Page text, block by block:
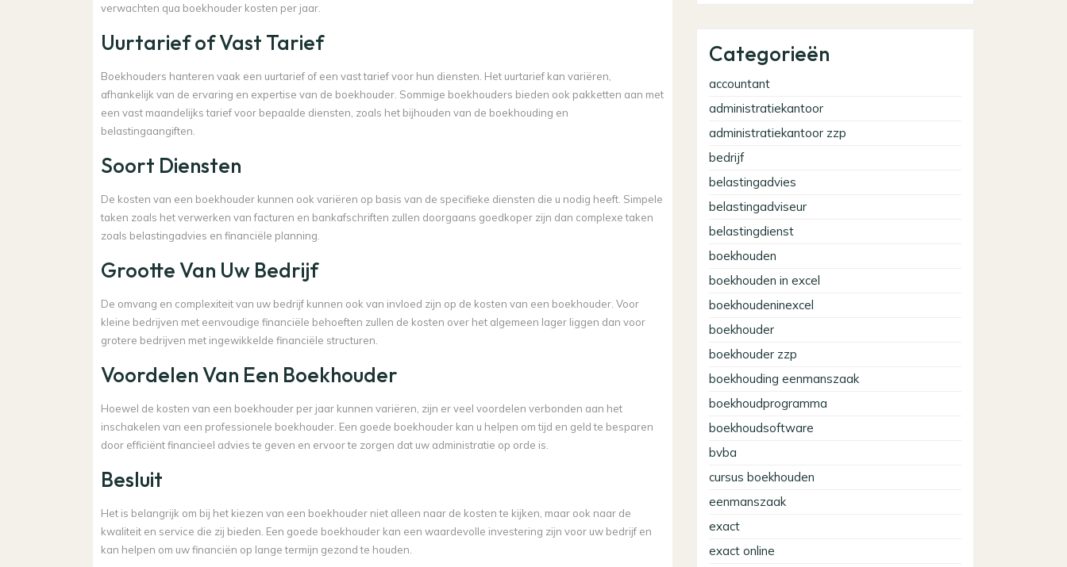
verwachten qua boekhouder kosten per jaar.
Uurtarief of Vast Tarief
Boekhouders hanteren vaak een uurtarief of een vast tarief voor hun diensten. Het uurtarief kan variëren,
afhankelijk van de ervaring en expertise van de boekhouder. Sommige boekhouders bieden ook pakketten aan met
een vast maandelijks tarief voor bepaalde diensten, zoals het bijhouden van de boekhouding en
belastingaangiften.
Soort Diensten
De kosten van een boekhouder kunnen ook variëren op basis van de specifieke diensten die u nodig heeft. Simpele
taken zoals het verwerken van facturen en bankafschriften zullen doorgaans goedkoper zijn dan complexe taken
zoals belastingadvies en financiële planning.
Grootte Van Uw Bedrijf
De omvang en complexiteit van uw bedrijf kunnen ook van invloed zijn op de kosten van een boekhouder. Voor
kleine bedrijven met eenvoudige financiële behoeften zullen de kosten over het algemeen lager liggen dan voor
grotere bedrijven met ingewikkelde financiële structuren.
Voordelen Van Een Boekhouder
Hoewel de kosten van een boekhouder per jaar kunnen variëren, zijn er veel voordelen verbonden aan het
inschakelen van een professionele boekhouder. Een goede boekhouder kan u helpen om tijd en geld te besparen
door efficiënt financieel advies te geven en ervoor te zorgen dat uw administratie op orde is.
Besluit
Het is belangrijk om bij het kiezen van een boekhouder niet alleen naar de kosten te kijken, maar ook naar de
kwaliteit en service die zij bieden. Een goede boekhouder kan een waardevolle investering zijn voor uw bedrijf en
kan helpen om uw financiën op lange termijn gezond te houden.
Categorieën
accountant
administratiekantoor
administratiekantoor zzp
bedrijf
belastingadvies
belastingadviseur
belastingdienst
boekhouden
boekhouden in excel
boekhoudeninexcel
boekhouder
boekhouder zzp
boekhouding eenmanszaak
boekhoudprogramma
boekhoudsoftware
bvba
cursus boekhouden
eenmanszaak
exact
exact online